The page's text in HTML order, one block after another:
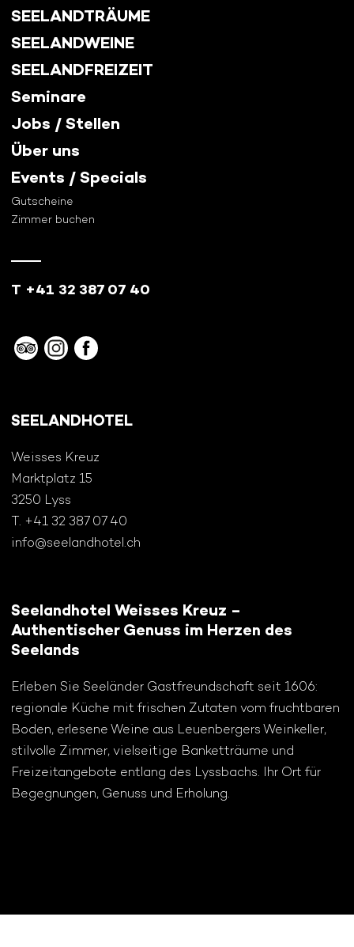
SEELANDHOTEL
Weisses Kreuz
Marktplatz 15
3250 Lyss
T. +41 32 387 07 40
info@seelandhotel.ch
Seelandhotel Weisses Kreuz –
Authentischer Genuss im Herzen des
Seelands
Erleben Sie Seeländer Gastfreundschaft seit 1606:
regionale Küche mit frischen Zutaten vom fruchtbaren
Boden, erlesene Weine aus Leuenbergers Weinkeller,
stilvolle Zimmer, vielseitige Banketträume und
Freizeitangebote entlang des Lyssbachs. Ihr Ort für
Begegnungen, Genuss und Erholung.
SEELANDTRÄUME
SEELANDWEINE
SEELANDFREIZEIT
Seminare
Jobs / Stellen
Über uns
Events / Specials
Gutscheine
Zimmer buchen
T +41 32 387 07 40